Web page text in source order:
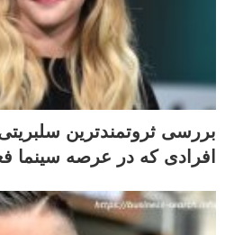
بررسی ثروتمندترین
افرادی که در عرصه سینما